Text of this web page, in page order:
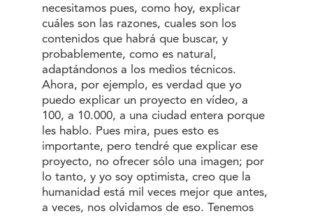
necesitamos pues, como hoy, explicar
cuáles son las razones, cuales son los
contenidos que habrá que buscar, y
probablemente, como es natural,
adaptándonos a los medios técnicos.
Ahora, por ejemplo, es verdad que yo
puedo explicar un proyecto en vídeo, a
100, a 10.000, a una ciudad entera porque
les hablo. Pues mira, pues esto es
importante, pero tendré que explicar ese
proyecto, no ofrecer sólo una imagen; por
lo tanto, y yo soy optimista, creo que la
humanidad está mil veces mejor que antes,
a veces, nos olvidamos de eso. Tenemos